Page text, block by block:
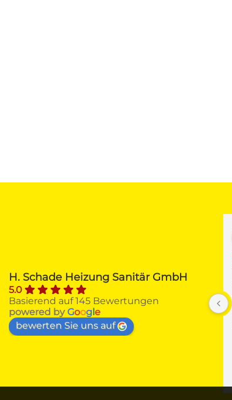
H. Schade Heizung Sanitär GmbH
5.0
Basierend auf 145 Bewertungen
powered byGoogle
bewerten Sie uns auf
erhielt von mir nach Beratungs- und
Angebotsvergleichen den Zuschlag
zum Austausch meines über 40
Jahre Viessmann-Gasheizkessel
gegen einen ÖKOFEN-Pellet -